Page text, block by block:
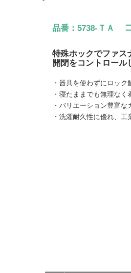
品番：5738-ＴＡ
特殊ホックでファス
開閉をコントロール
・器具を使わずにロッ
・寝たままでも無理な
・バリエーション豊富な
・洗濯耐久性に優れ、工